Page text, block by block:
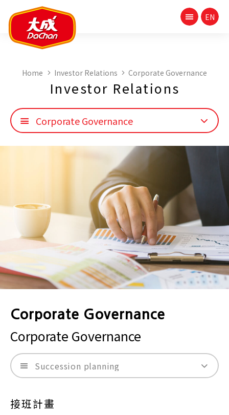
Home Investor Relations Corporate Governance
Investor Relations
Corporate Governance
Corporate Governance
Corporate Governance
Succession planning
接班計畫